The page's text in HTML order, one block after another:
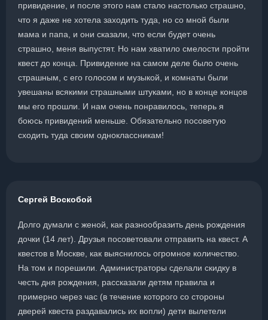
привидение, и после этого нам стало настолько страшно,
что я даже не хотела заходить туда, но со мной были
мама и папа, и они сказали, что если будет очень
страшно, меня выпустят. Но нам хватило смелости пройти
квест до конца. Привидение на самом деле было очень
страшным, с его голосом и музыкой, и комнаты были
увешаны всякими страшными штуками, но в конце концов
мы его прошли. И нам очень понравилось, теперь я
боюсь привидений меньше. Обязательно посоветую
сходить туда своим одноклассникам!
Сергей Воскобой
Долго думали с женой, как разнообразить день рождения
дочки (14 лет). Друзья посоветовали отправить на квест. А
квестов в Москве, как выяснилось огромное количество.
На том и порешили. Администраторы сделали скидку в
честь дня рождения, рассказали детям правила и
примерно через час (в течение которого со стороны
дверей квеста раздавались их вопли) дети вылетели